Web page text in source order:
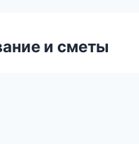
и сметы